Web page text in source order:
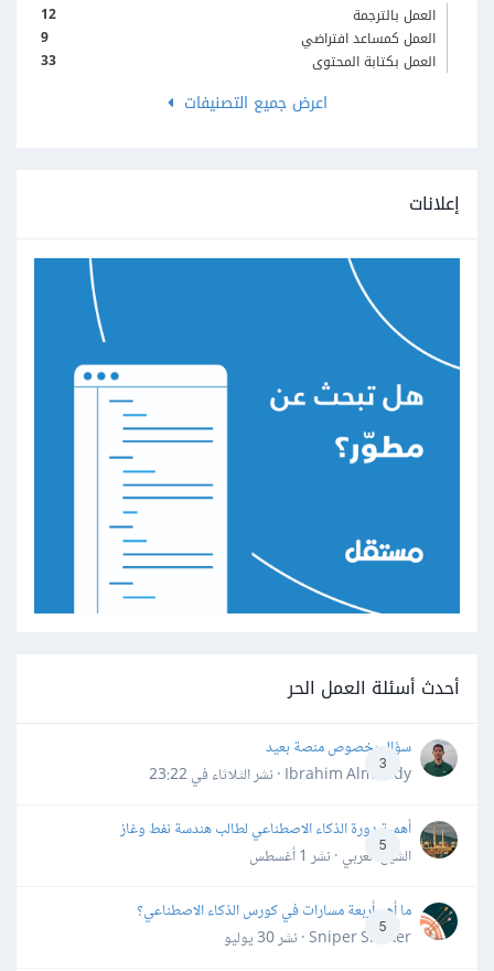
12
العمل بالترجمة
9
العمل كمساعد افتراضي
33
العمل بكتابة المحتوى
اعرض جميع التصنيفات
إعلانات
أحدث أسئلة العمل الحر
3
سؤال بخصوص منصة بعيد
Ibrahim Almahdy · نشر
الثلاثاء في 23:22
5
أهمية دورة الذكاء الاصطناعي لطالب هندسة نفط وغاز
الشيخ العربي · نشر 1 أغسطس
5
ما أهم أربعة مسارات في كورس الذكاء الاصطناعي؟
Sniper Shaker · نشر
30 يوليو